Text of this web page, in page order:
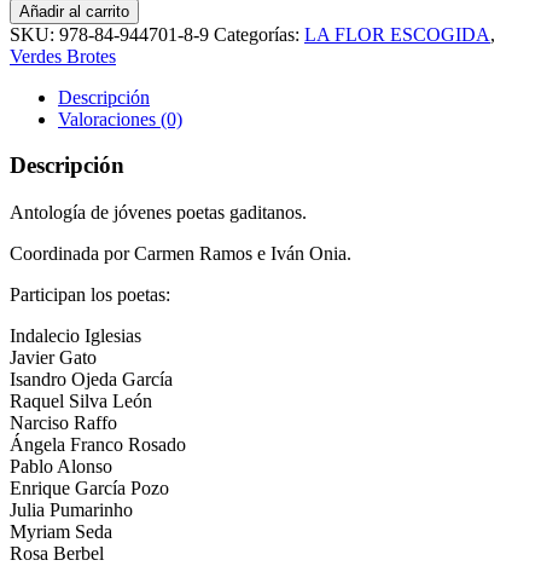
Añadir al carrito
SKU: 978-84-944701-8-9 Categorías: LA FLOR ESCOGIDA,
Verdes Brotes
Descripción
Valoraciones (0)
Descripción
Antología de jóvenes poetas gaditanos.
Coordinada por Carmen Ramos e Iván Onia.
Participan los poetas:
Indalecio Iglesias
Javier Gato
Isandro Ojeda García
Raquel Silva León
Narciso Raffo
Ángela Franco Rosado
Pablo Alonso
Enrique García Pozo
Julia Pumarinho
Myriam Seda
Rosa Berbel